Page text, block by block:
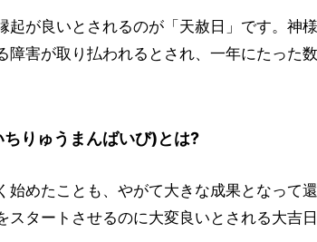
起が良いとされるのが「天赦日」です。神
障害が取り払われるとされ、一年にたった
りゅうまんばいび)とは?
始めたことも、やがて大きな成果となって
スタートさせるのに大変良いとされる大吉日